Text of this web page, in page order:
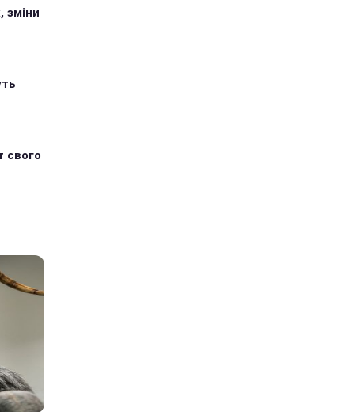
зміни
свого